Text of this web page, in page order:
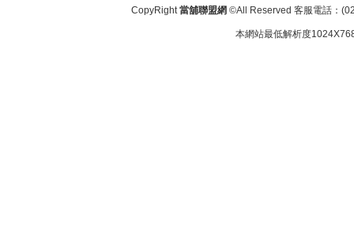
CopyRight當舖聯盟網 ©All Reserved 客服電話：
本網站最低解析度